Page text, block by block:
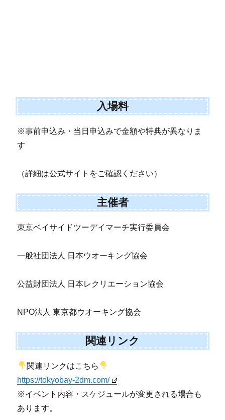
入場料
※事前申込み・当日申込みで金額や特典が異なりま
す
（詳細は公式サイトをご確認ください）
主催者
東京ベイサイドツーデイマーチ実行委員会
一般社団法人 日本ウオーキング協会
公益財団法人 日本レクリエーション協会
NPO法人 東京都ウオーキング協会
関連リンク
関連リンクはこちら
https://tokyobay-2dm.com/
※イベント内容・スケジュールが変更される場合も
あります。